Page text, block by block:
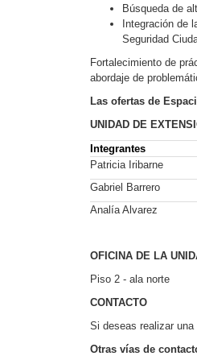
Búsqueda de
Integración de
Seguridad
Fortalecimiento de
abordaje de
Las ofertas de
UNIDAD DE
Integrantes
Patricia Iribarne
Gabriel Barrero
Analía Alvarez
OFICINA DE LA
Piso 2 - ala norte
CONTACTO
Si deseas realizar
Otras vías de